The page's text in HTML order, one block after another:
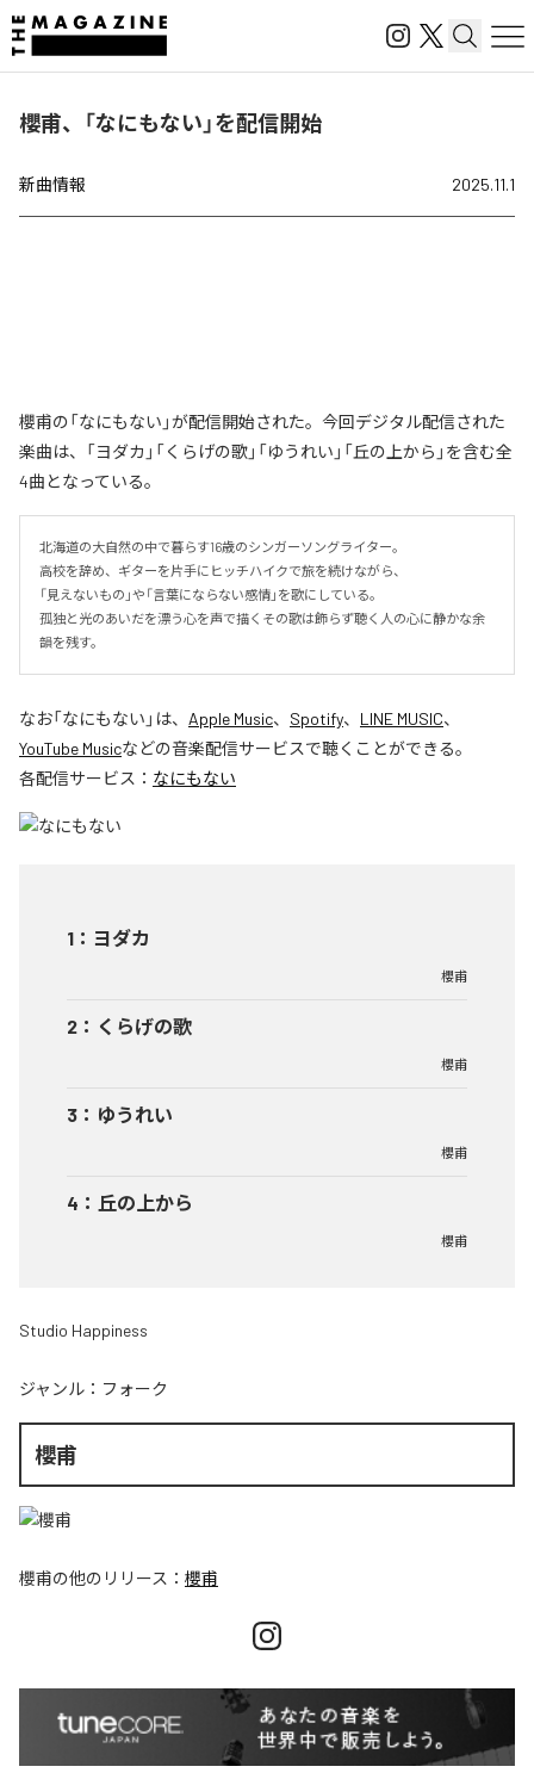
櫻甫、「なにもない」を配信開始
新曲情報 2025.11.1
櫻甫の「なにもない」が配信開始された。今回デジタル配信された
楽曲は、「ヨダカ」「くらげの歌」「ゆうれい」「丘の上から」を含む全
4曲となっている。
北海道の大自然の中で暮らす16歳のシンガーソングライター。
高校を辞め、ギターを片手にヒッチハイクで旅を続けながら、
「見えないもの」や「言葉にならない感情」を歌にしている。
孤独と光のあいだを漂う心を声で描くその歌は飾らず聴く人の心に静かな余
韻を残す。
なお「なにもない 」は、 Apple Music、 Spotify、 LINE MUSIC、
YouTube Musicなどの音楽配信サービスで聴くことができる。
各配信サービス： なにもない
1 ： ヨダカ
櫻甫
2 ： くらげの歌
櫻甫
3 ： ゆうれい
櫻甫
4 ： 丘の上から
櫻甫
Studio Happiness
ジャンル： フォーク
櫻甫
櫻甫の他のリリース： 櫻甫